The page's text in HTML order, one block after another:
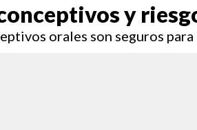
y
orales son seguros